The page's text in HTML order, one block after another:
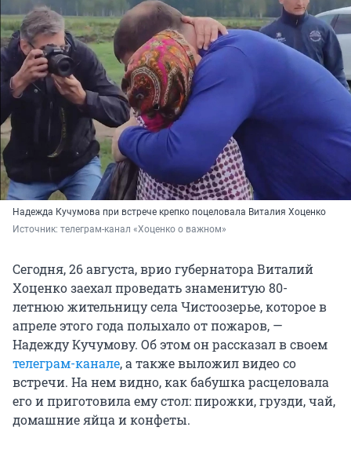
Надежда Кучумова при встрече крепко поцеловала Виталия Хоценко
Источник: телеграм-канал «Хоценко о важном»
Сегодня, 26 августа, врио губернатора Виталий
Хоценко заехал проведать знаменитую 80-
летнюю жительницу села Чистоозерье, которое в
апреле этого года полыхало от пожаров, —
Надежду Кучумову. Об этом он рассказал в своем
телеграм-канале, а также выложил видео со
встречи. На нем видно, как бабушка расцеловала
его и приготовила ему стол: пирожки, грузди, чай,
домашние яйца и конфеты.